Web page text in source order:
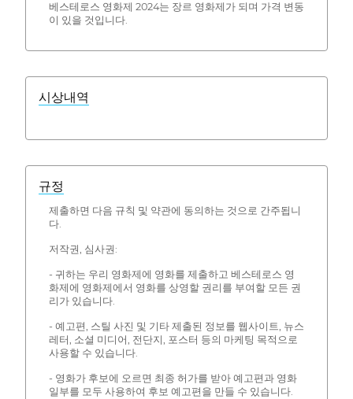
베스테로스 영화제 2024는 장르 영화제가 되며 가격 변동
이 있을 것입니다.
시상내역
규정
제출하면 다음 규칙 및 약관에 동의하는 것으로 간주됩니
다.
저작권, 심사권:
- 귀하는 우리 영화제에 영화를 제출하고 베스테로스 영
화제에 영화제에서 영화를 상영할 권리를 부여할 모든 권
리가 있습니다.
- 예고편, 스틸 사진 및 기타 제출된 정보를 웹사이트, 뉴스
레터, 소셜 미디어, 전단지, 포스터 등의 마케팅 목적으로
사용할 수 있습니다.
- 영화가 후보에 오르면 최종 허가를 받아 예고편과 영화
일부를 모두 사용하여 후보 예고편을 만들 수 있습니다.